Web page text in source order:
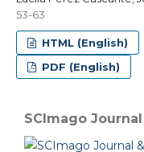
53-63
HTML (English)
PDF (English)
SCImago